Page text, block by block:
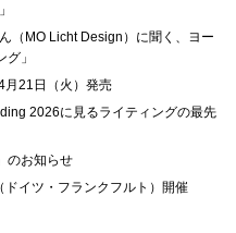
（MO Licht Design）に聞く、ヨー
」
月21日（火）発売
2026に見るライティングの最先
のお知らせ
イツ・フランクフルト）開催